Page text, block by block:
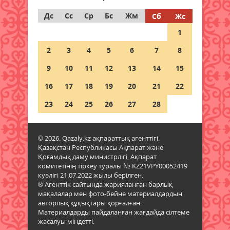
Дауыл, жаңбыр: Еліміздің
байланысты ескерту жасалды
Бұршақ, дауыл: Еліміздің 16
өңірінде дауылды ескерту
жарияланды
06 тамыз 2026 ж. 88
6 тамызға валюта бағамы
06 тамыз 2026 ж. 85
Синоптиктер Қазақстанның екі
қаласында ауа сапасы
нашарлауы мүмкін екенін
ескертті
06 тамыз 2026 ж.
Дс
Сс Ср Бс Жм Сб
Жс
1
2
3 4 5 6 7
8
9
10 11 12 13 14
15
16
17 18 19 20 21
22
23
24 25 26 27 28
© 2026. Qazaly.kz ақпараттық агенттігі.
Қазақстан Республикасы Ақпарат және
Қоғамдық даму министрлігі, Ақпарат
комитетінің тіркеу туралы № KZ21VPY00052419
куәлігі 21.07.2022 жылы берілген.
® Агенттік сайтында жарияланған барлық
мақалалар мен фото-бейне материалдардың
авторлық құқықтары қорғалған.
Материалдарды пайдаланған жағдайда сілтеме
жасалуы міндетті.